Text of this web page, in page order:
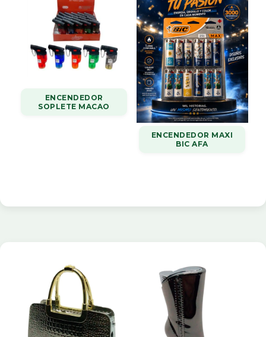
ENCENDEDOR
SOPLETE MACAO
ENCENDEDOR MAXI
BIC AFA